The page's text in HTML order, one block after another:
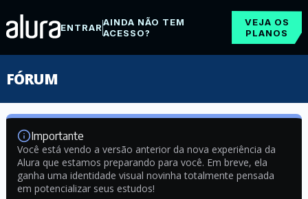
ENTRARAINDA NÃO TEM
ACESSO?
VEJA OS
PLANOS
FÓRUM
Importante
Você está vendo a versão anterior da nova experiência da
Alura que estamos preparando para você. Em breve, ela
ganha uma identidade visual novinha totalmente pensada
em potencializar seus estudos!